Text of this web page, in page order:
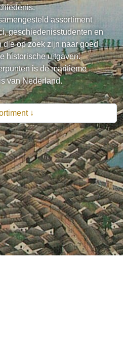
assortiment
geschiedenisstudenten en
op zoek zijn naar goed
historische uitgaven.
is de maritieme
van Nederland.
↓